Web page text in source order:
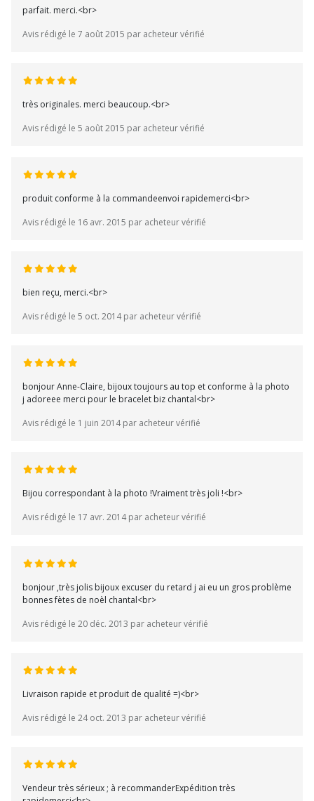
parfait. merci.<br>
Avis rédigé le 7 août 2015 par acheteur vérifié
très originales. merci beaucoup.<br>
Avis rédigé le 5 août 2015 par acheteur vérifié
produit conforme à la commandeenvoi rapidemerci<br>
Avis rédigé le 16 avr. 2015 par acheteur vérifié
bien reçu, merci.<br>
Avis rédigé le 5 oct. 2014 par acheteur vérifié
bonjour Anne-Claire, bijoux toujours au top et conforme à la photo
j adoreee merci pour le bracelet biz chantal<br>
Avis rédigé le 1 juin 2014 par acheteur vérifié
Bijou correspondant à la photo !Vraiment très joli !<br>
Avis rédigé le 17 avr. 2014 par acheteur vérifié
bonjour ,très jolis bijoux excuser du retard j ai eu un gros problème
bonnes fètes de noèl chantal<br>
Avis rédigé le 20 déc. 2013 par acheteur vérifié
Livraison rapide et produit de qualité =)<br>
Avis rédigé le 24 oct. 2013 par acheteur vérifié
Vendeur très sérieux ; à recommanderExpédition très